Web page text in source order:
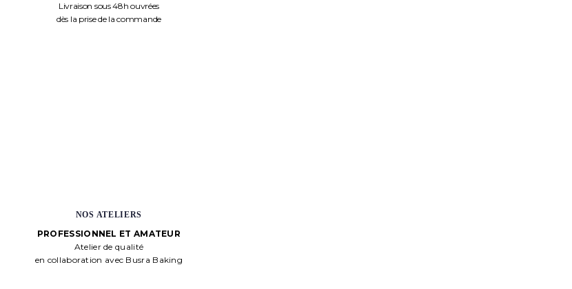
Livraison sous 48h ouvrées
dès la prise de la commande
NOS ATELIERS
PROFESSIONNEL ET AMATEUR
Atelier de qualité
en collaboration avec Busra Baking